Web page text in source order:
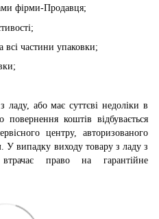
фірми-Продавця;
всі частини упаковки;
або має суттєві недоліки в
повернення коштів відбувається
центру, авторизованого
У випадку виходу товару з ладу з
право на гарантійне